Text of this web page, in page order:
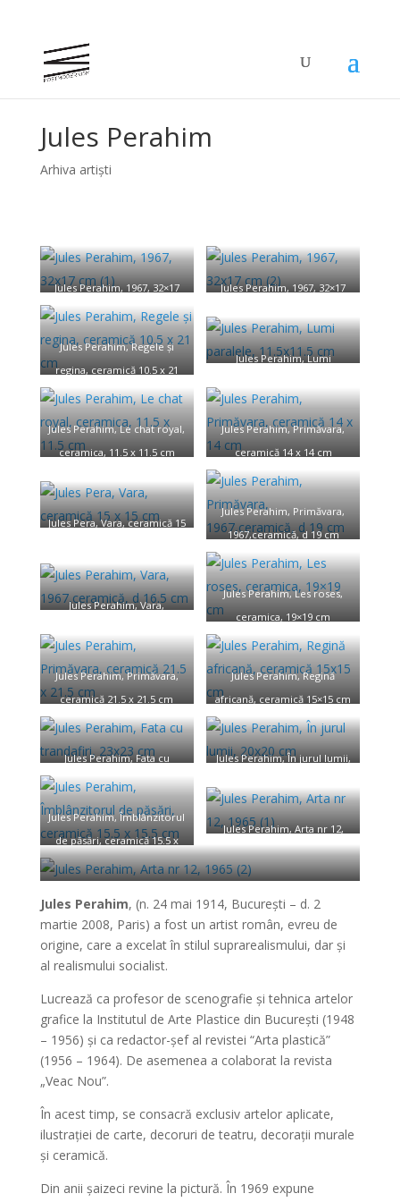
Jules Perahim
Arhiva artiști
Jules Perahim, 1967, 32×17
cm (1)
Jules Perahim, 1967, 32×17
Jules Perahim, Regele și
regina, ceramică 10.5 x 21
cm
Jules Perahim, Lumi
Jules Perahim, Le chat royal,
ceramica, 11.5 x 11.5 cm
Jules Perahim, Primăvara,
ceramică 14 x 14 cm
Jules Pera, Vara, ceramică 15
Jules Perahim, Primăvara,
1967,ceramică, d 19 cm
Jules Perahim, Vara,
Jules Perahim, Les roses,
ceramica, 19×19 cm
Jules Perahim, Primăvara,
ceramică 21.5 x 21.5 cm
Jules Perahim, Regină
africană, ceramică 15×15 cm
Jules Perahim, Fata cu
trandafiri, 23×23 cm
Jules Perahim, În jurul lumii,
Jules Perahim, Îmblânzitorul
de păsări, ceramică 15.5 x
15.5 cm
Jules Perahim, Arta nr 12,
1965 (1)
Jules Perahim, Arta nr 12, 1965 (2)
Jules Perahim, (n. 24 mai 1914, București – d. 2
martie 2008, Paris) a fost un artist român, evreu de
origine, care a excelat în stilul suprarealismului, dar și
al realismului socialist.
Lucrează ca profesor de scenografie și tehnica artelor
grafice la Institutul de Arte Plastice din București (1948
– 1956) și ca redactor-șef al revistei “Arta plastică”
(1956 – 1964). De asemenea a colaborat la revista
„Veac Nou”.
În acest timp, se consacră exclusiv artelor aplicate,
ilustrației de carte, decoruri de teatru, decorații murale
și ceramică.
Din anii șaizeci revine la pictură. În 1969 expune